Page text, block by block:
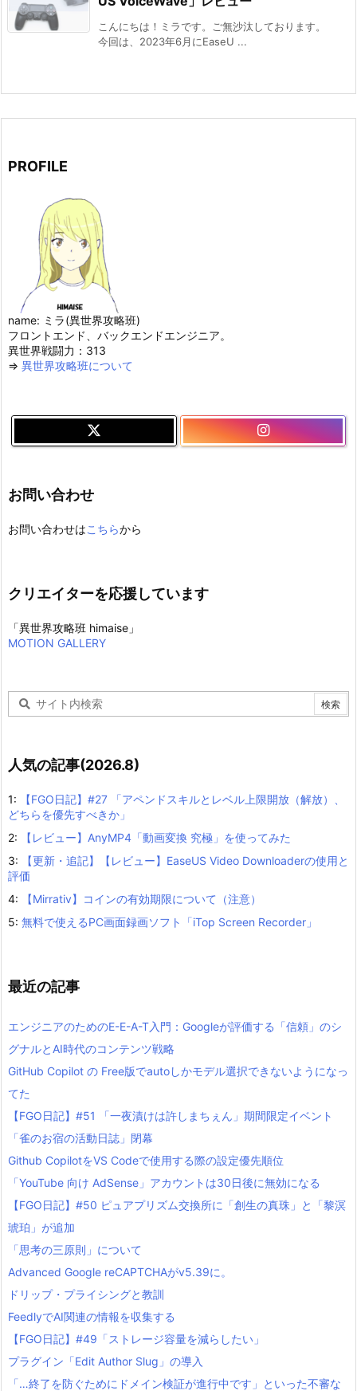
こんにちは！ミラです。ご無沙汰しております。
今回は、2023年6月にEaseU ...
PROFILE
name: ミラ(異世界攻略班)
フロントエンド、バックエンドエンジニア。
異世界戦闘力：313
⇒ 異世界攻略班について
お問い合わせ
お問い合わせはこちらから
クリエイターを応援しています
「異世界攻略班 himaise」
MOTION GALLERY
人気の記事(2026.8)
1:
【FGO日記】#27 「アペンドスキルとレベル上限開放（解放）、
どちらを優先すべきか」
2:
【レビュー】AnyMP4「動画変換 究極」を使ってみた
3:
【更新・追記】【レビュー】EaseUS Video Downloaderの使用と
評価
4:
【Mirrativ】コインの有効期限について（注意）
5: 無料で使えるPC画面録画ソフト「iTop Screen Recorder」
最近の記事
エンジニアのためのE-E-A-T入門：Googleが評価する「信頼」のシ
グナルとAI時代のコンテンツ戦略
GitHub Copilot の Free版でautoしかモデル選択できないようになっ
てた
【FGO日記】#51 「一夜漬けは許しまちぇん」期間限定イベント
「雀のお宿の活動日誌」閉幕
Github CopilotをVS Codeで使用する際の設定優先順位
「YouTube 向け AdSense」アカウントは30日後に無効になる
【FGO日記】#50 ピュアプリズム交換所に「創生の真珠」と「黎溟
琥珀」が追加
「思考の三原則」について
Advanced Google reCAPTCHAがv5.39に。
ドリップ・プライシングと教訓
FeedlyでAI関連の情報を収集する
【FGO日記】#49「ストレージ容量を減らしたい」
プラグイン「Edit Author Slug」の導入
「…終了を防ぐためにドメイン検証が進行中です」といった不審な